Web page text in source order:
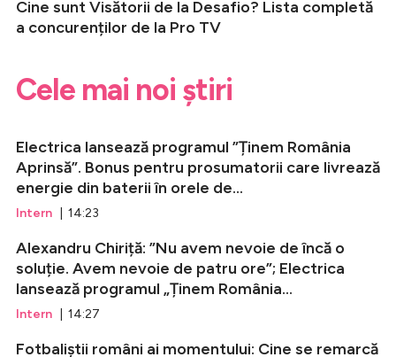
Cine sunt Visătorii de la Desafio? Lista completă
a concurenților de la Pro TV
Cele mai noi știri
Electrica lansează programul ”Ținem România
Aprinsă”. Bonus pentru prosumatorii care livrează
energie din baterii în orele de...
Intern | 14:23
Alexandru Chiriță: ”Nu avem nevoie de încă o
soluție. Avem nevoie de patru ore”; Electrica
lansează programul „Ținem România...
Intern | 14:27
Fotbaliștii români ai momentului: Cine se remarcă